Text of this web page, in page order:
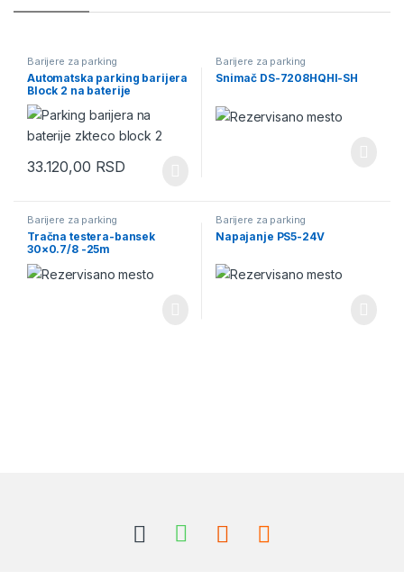
Barijere za parking
Automatska parking barijera
Block 2 na baterije
33.120,00 RSD
Barijere za parking
Snimač DS-7208HQHI-SH
Barijere za parking
Tračna testera-bansek
30×0.7/8 -25m
Barijere za parking
Napajanje PS5-24V